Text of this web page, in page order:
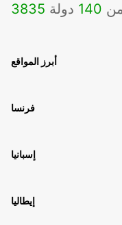
3835 140 دولة
أبرز المواقع
فرنسا
إسبانيا
إيطاليا